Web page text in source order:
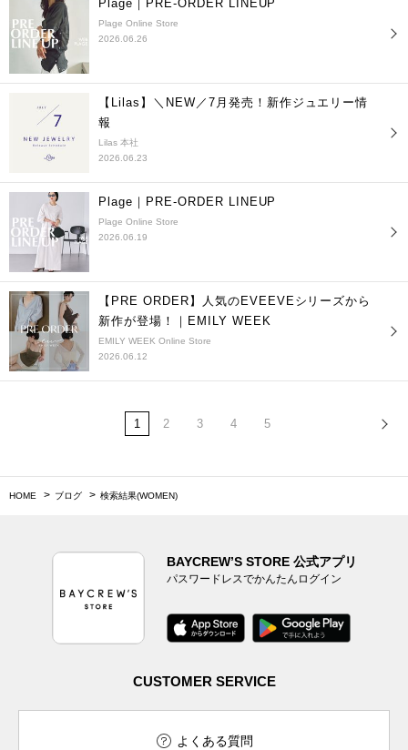
Plage｜PRE-ORDER LINEUP
Plage Online Store
2026.06.26
【Lilas】＼NEW／7月発売！新作ジュエリー情
報
Lilas 本社
2026.06.23
Plage｜PRE-ORDER LINEUP
Plage Online Store
2026.06.19
【PRE ORDER】人気のEVEEVEシリーズから
新作が登場！｜EMILY WEEK
EMILY WEEK Online Store
2026.06.12
1 2 3 4 5
HOME ブログ 検索結果(WOMEN)
BAYCREW’S STORE 公式アプリ
パスワードレスでかんたんログイン
CUSTOMER SERVICE
よくある質問